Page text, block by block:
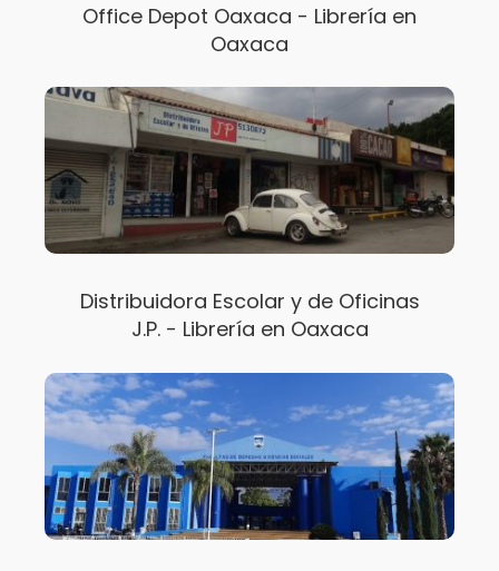
Office Depot Oaxaca - Librería en
Oaxaca
Distribuidora Escolar y de Oficinas
J.P. - Librería en Oaxaca